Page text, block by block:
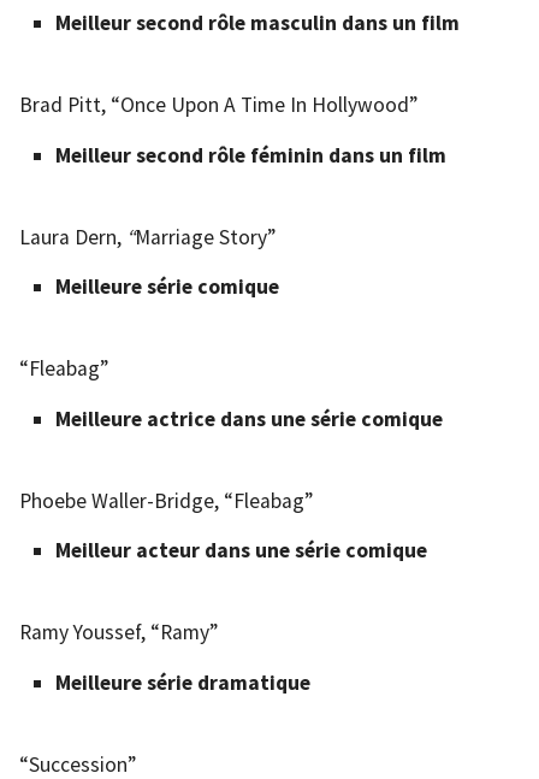
Meilleur second rôle masculin dans un film
Brad Pitt, “Once Upon A Time In Hollywood”
Meilleur second rôle féminin dans un film
Laura Dern, “Marriage Story”
Meilleure série comique
“Fleabag”
Meilleure actrice dans une série comique
Phoebe Waller-Bridge, “Fleabag”
Meilleur acteur dans une série comique
Ramy Youssef, “Ramy”
Meilleure série dramatique
“Succession”